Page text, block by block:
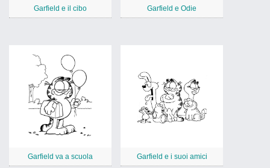
Garfield e il cibo Garfield e Odie
Garfield va a scuola Garfield e i suoi amici